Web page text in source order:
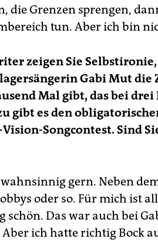
die Grenzen sprengen,
tun. Aber ich bin
zeigen Sie
Gabi Mut die
Mal gibt, das bei
gibt es den
Songcontest. Sind
gern. Neben
oder so. Für mich ist
Das war auch bei
ich hatte richtig Bock